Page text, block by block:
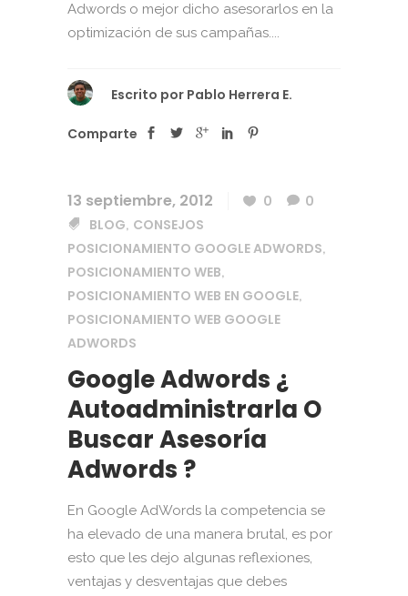
Adwords o mejor dicho asesorarlos en la
optimización de sus campañas....
Escrito por Pablo Herrera E.
Comparte
13 septiembre, 2012 0
0
BLOG, CONSEJOS
POSICIONAMIENTO GOOGLE ADWORDS,
POSICIONAMIENTO WEB,
POSICIONAMIENTO WEB EN GOOGLE,
POSICIONAMIENTO WEB GOOGLE
ADWORDS
Google Adwords ¿
Autoadministrarla O
Buscar Asesoría
Adwords ?
En Google AdWords la competencia se
ha elevado de una manera brutal, es por
esto que les dejo algunas reflexiones,
ventajas y desventajas que debes